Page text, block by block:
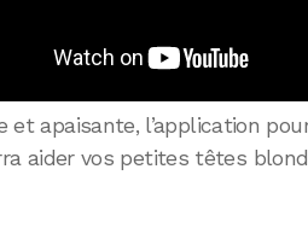
et apaisante, l’application
aider vos petites têtes